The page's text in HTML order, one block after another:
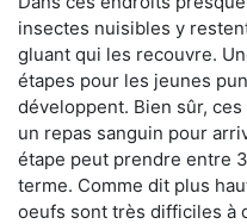
insectes nuisibles y
gluant qui les recouvre.
étapes pour les jeunes
développent. Bien sûr,
un repas sanguin pour
étape peut prendre entre
terme. Comme dit plus
oeufs sont très difficiles à